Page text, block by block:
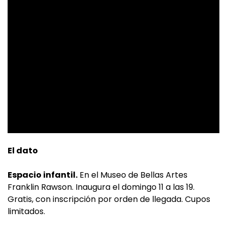
El dato
Espacio infantil. En el Museo de Bellas Artes
Franklin Rawson. Inaugura el domingo 11 a las 19.
Gratis, con inscripción por orden de llegada. Cupos
limitados.